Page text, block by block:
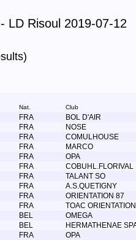
LD Risoul 2019-07-12
Nat. Club
FRA
BOL D'AIR
FRA
NOSE
FRA
COMULHOUSE
FRA
MARCO
FRA
OPA
FRA
COBUHL.FLORIVAL
FRA
TALANT SO
FRA
A.S.QUETIGNY
FRA
ORIENTATION 87
FRA
TOAC ORIENTATION
BEL
OMEGA
BEL
HERMATHENAE
FRA
OPA